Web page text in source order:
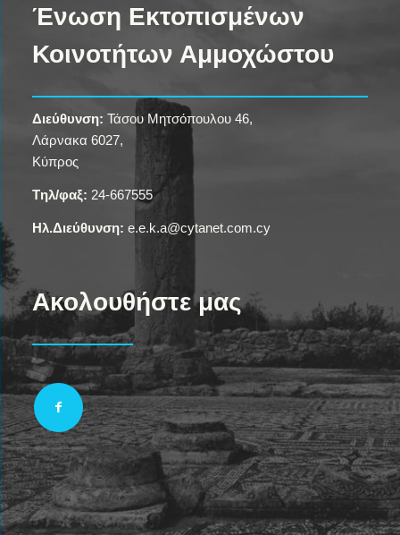
Ένωση Εκτοπισμένων
Κοινοτήτων Αμμοχώστου
Διεύθυνση: Τάσου Μητσόπουλου 46,
Λάρνακα 6027,
Κύπρος
Tηλ/φαξ: 24-667555
Ηλ.Διεύθυνση: e.e.k.a@cytanet.com.cy
Ακολουθήστε μας